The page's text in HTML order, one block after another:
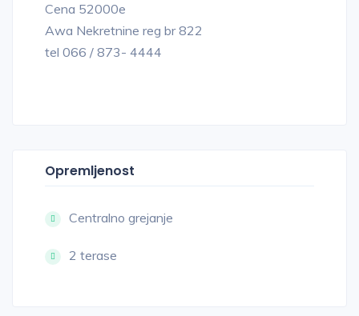
Cena 52000e
Awa Nekretnine reg br 822
tel 066 / 873- 4444
Opremljenost
Centralno grejanje
2 terase